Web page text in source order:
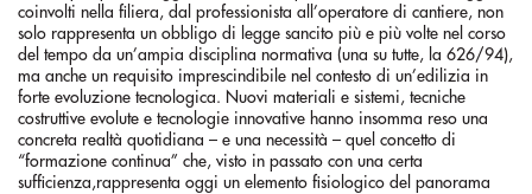
coinvolti nella filiera, dal professionista all’operatore di cantiere, non
solo rappresenta un obbligo di legge sancito più e più volte nel corso
del tempo da un’ampia disciplina normativa (una su tutte, la 626/94),
ma anche un requisito imprescindibile nel contesto di un’edilizia in
forte evoluzione tecnologica. Nuovi materiali e sistemi, tecniche
costruttive evolute e tecnologie innovative hanno insomma reso una
concreta realtà quotidiana – e una necessità – quel concetto di
“formazione continua” che, visto in passato con una certa
sufficienza,rappresenta oggi un elemento fisiologico del panorama